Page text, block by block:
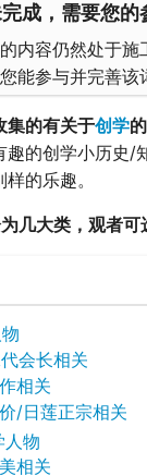
成，需要您的
内容仍然处于施
能参与并完善该
集的有关于创学
趣的创学小历史/
的乐趣。
几大类，观者
会长相关
相关
/日莲正宗相关
人物
相关